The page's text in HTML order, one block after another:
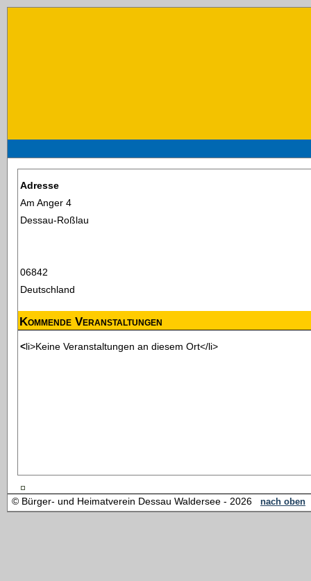
Adresse
Am Anger 4
Dessau-Roßlau
06842
Deutschland
Kommende Veranstaltungen
<li>Keine Veranstaltungen an diesem Ort</li>
© Bürger- und Heimatverein Dessau Waldersee - 2026 nach oben